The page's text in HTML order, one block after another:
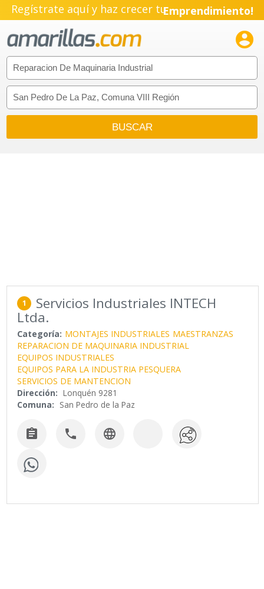
Regístrate aquí y haz crecer tuEmprendimiento!

1 Servicios Industriales INTECH
Ltda.
Categoría: MONTAJES INDUSTRIALES MAESTRANZAS
REPARACION DE MAQUINARIA INDUSTRIAL
EQUIPOS INDUSTRIALES
EQUIPOS PARA LA INDUSTRIA PESQUERA
SERVICIOS DE MANTENCION
Dirección: Lonquén 9281
Comuna: San Pedro de la Paz
  